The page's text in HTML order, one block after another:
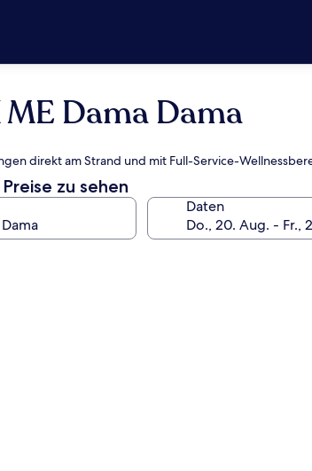
Dama Dama
direkt am Strand und mit Full-Service-
zu sehen
Daten